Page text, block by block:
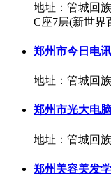
地址：管城回
C座7层(新世界
郑州市今日电
地址：管城回
郑州市光大电
地址：管城回
郑州美容美发